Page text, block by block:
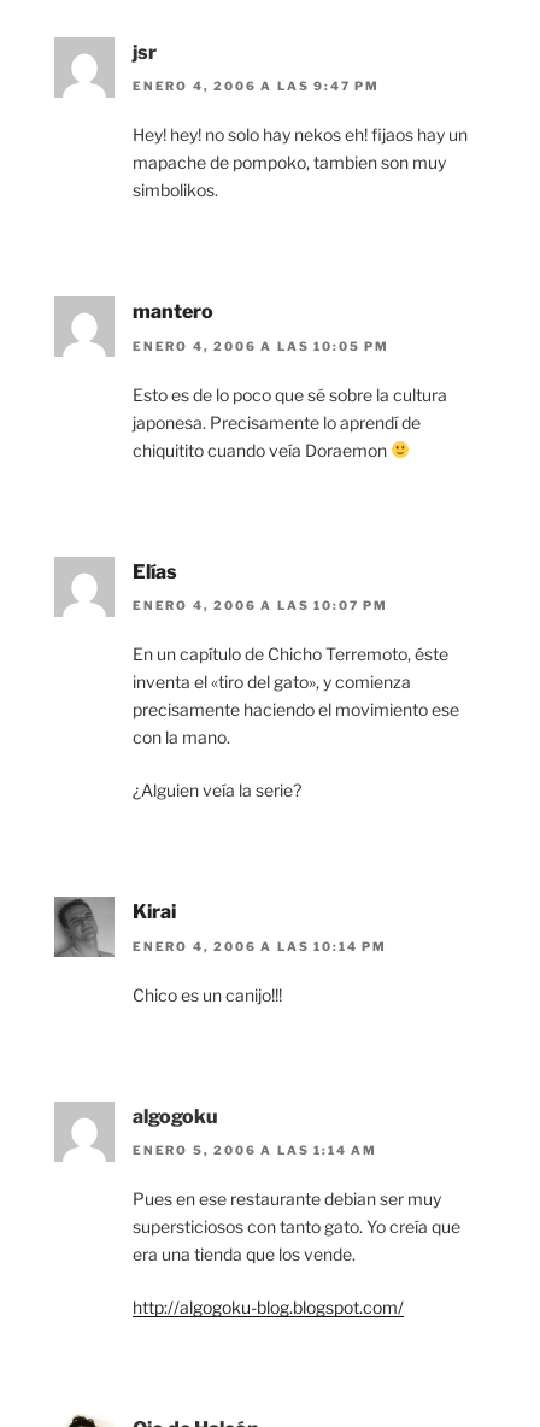
jsr
ENERO 4, 2006 A LAS 9:47 PM
Hey! hey! no solo hay nekos eh! fijaos hay un
mapache de pompoko, tambien son muy
simbolikos.
mantero
ENERO 4, 2006 A LAS 10:05 PM
Esto es de lo poco que sé sobre la cultura
japonesa. Precisamente lo aprendí de
chiquitito cuando veía Doraemon
Elías
ENERO 4, 2006 A LAS 10:07 PM
En un capítulo de Chicho Terremoto, éste
inventa el «tiro del gato», y comienza
precisamente haciendo el movimiento ese
con la mano.
¿Alguien veía la serie?
Kirai
ENERO 4, 2006 A LAS 10:14 PM
Chico es un canijo!!!
algogoku
ENERO 5, 2006 A LAS 1:14 AM
Pues en ese restaurante debian ser muy
supersticiosos con tanto gato. Yo creía que
era una tienda que los vende.
http://algogoku-blog.blogspot.com/